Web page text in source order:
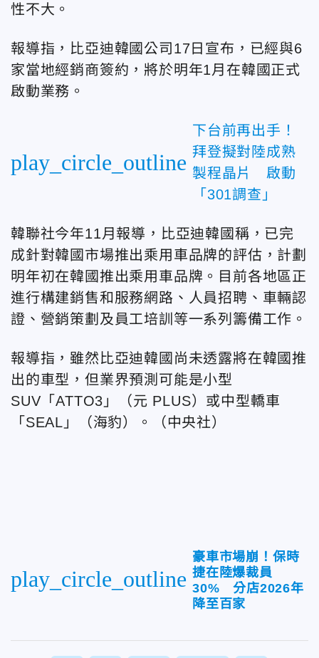
性不大。
報導指，比亞迪韓國公司17日宣布，已經與6
家當地經銷商簽約，將於明年1月在韓國正式
啟動業務。
play_circle_outline
下台前再出手！
拜登擬對陸成熟
製程晶片 啟動
「301調查」
韓聯社今年11月報導，比亞迪韓國稱，已完
成針對韓國市場推出乘用車品牌的評估，計劃
明年初在韓國推出乘用車品牌。目前各地區正
進行構建銷售和服務網路、人員招聘、車輛認
證、營銷策劃及員工培訓等一系列籌備工作。
報導指，雖然比亞迪韓國尚未透露將在韓國推
出的車型，但業界預測可能是小型
SUV「ATTO3」（元 PLUS）或中型轎車
「SEAL」（海豹）。（中央社）
play_circle_outline
豪車市場崩！保時
捷在陸爆裁員
30% 分店2026年
降至百家